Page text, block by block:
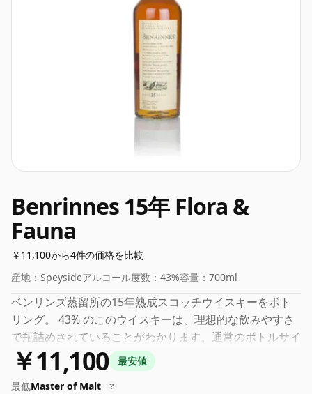
Benrinnes 15年 Flora &
Fauna
￥11,100から4件の価格を比較
産地： Speysideアルコール度数： 43%容量： 700ml
ベンリンズ蒸留所の15年熟成スコッチウイスキーをボト
リング。 43% のこのウイスキーは、理想的な飲みやすさ
で瓶詰めされていることがわかります。通常のボトルサイ
ズは70clです。
￥11,100
最安値
最低Master of Malt ?